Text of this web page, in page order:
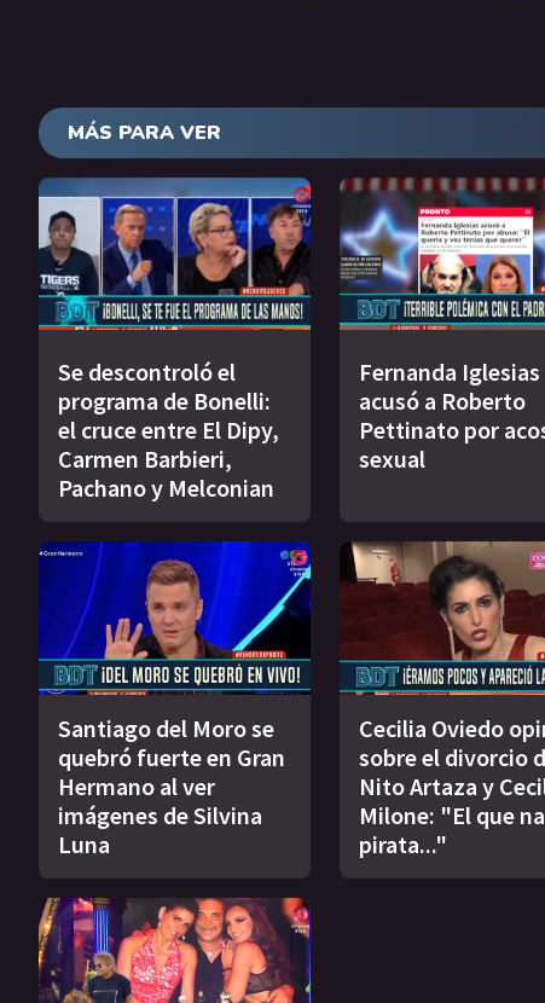
MÁS PARA VER
Se descontroló el
programa de Bonelli:
el cruce entre El Dipy,
Carmen Barbieri,
Pachano y Melconian
Fernanda Iglesias
acusó a Roberto
Pettinato por
sexual
Santiago del Moro se
quebró fuerte en Gran
Hermano al ver
imágenes de Silvina
Luna
Cecilia Oviedo
sobre el divorcio
Nito Artaza y
Milone: "El que
pirata..."